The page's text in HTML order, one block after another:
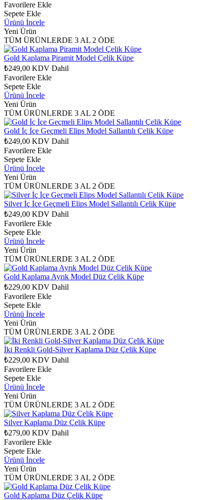
Favorilere Ekle
Sepete Ekle
Ürünü İncele
Yeni Ürün
TÜM ÜRÜNLERDE 3 AL 2 ÖDE
Gold Kaplama Piramit Model Çelik Küpe
₺249,00 KDV Dahil
Favorilere Ekle
Sepete Ekle
Ürünü İncele
Yeni Ürün
TÜM ÜRÜNLERDE 3 AL 2 ÖDE
Gold İç İçe Geçmeli Elips Model Sallantılı Çelik Küpe
₺249,00 KDV Dahil
Favorilere Ekle
Sepete Ekle
Ürünü İncele
Yeni Ürün
TÜM ÜRÜNLERDE 3 AL 2 ÖDE
Silver İç İçe Geçmeli Elips Model Sallantılı Çelik Küpe
₺249,00 KDV Dahil
Favorilere Ekle
Sepete Ekle
Ürünü İncele
Yeni Ürün
TÜM ÜRÜNLERDE 3 AL 2 ÖDE
Gold Kaplama Ayrık Model Düz Çelik Küpe
₺229,00 KDV Dahil
Favorilere Ekle
Sepete Ekle
Ürünü İncele
Yeni Ürün
TÜM ÜRÜNLERDE 3 AL 2 ÖDE
İki Renkli Gold-Silver Kaplama Düz Çelik Küpe
₺229,00 KDV Dahil
Favorilere Ekle
Sepete Ekle
Ürünü İncele
Yeni Ürün
TÜM ÜRÜNLERDE 3 AL 2 ÖDE
Silver Kaplama Düz Çelik Küpe
₺279,00 KDV Dahil
Favorilere Ekle
Sepete Ekle
Ürünü İncele
Yeni Ürün
TÜM ÜRÜNLERDE 3 AL 2 ÖDE
Gold Kaplama Düz Çelik Küpe